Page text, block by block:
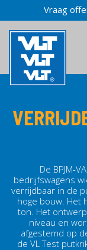
inhoud
Vraag
De BPJM-
bedrijfswagens
verrijdbaar in de
hoge bouw. Het
ton. Het
niveau en
afgestemd op
de VL Test